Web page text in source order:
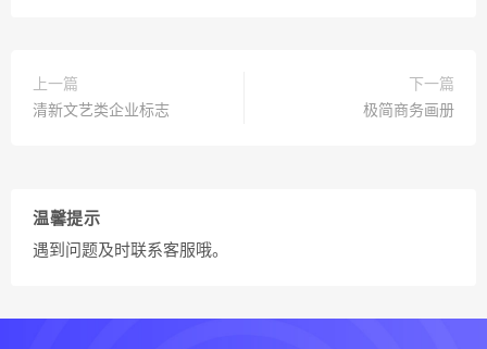
上一篇
清新文艺类企业标志
下一篇
极简商务画册
温馨提示
遇到问题及时联系客服哦。